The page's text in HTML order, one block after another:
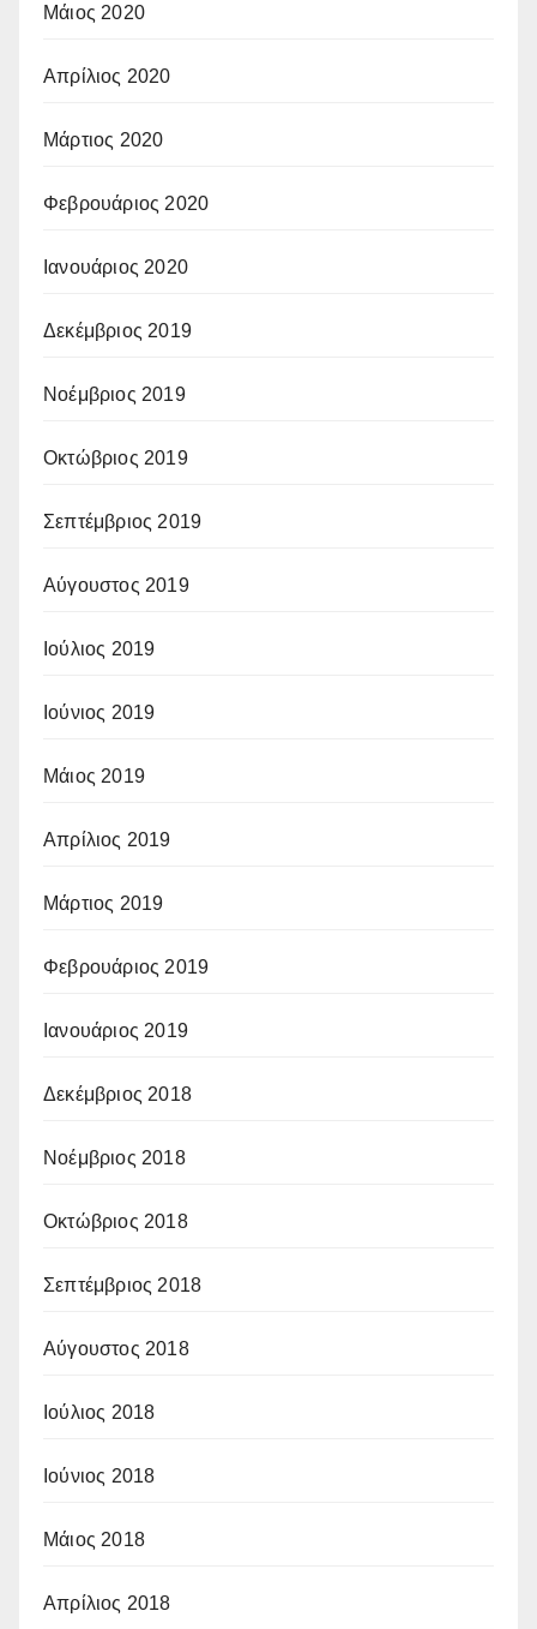
Μάιος 2020
Απρίλιος 2020
Μάρτιος 2020
Φεβρουάριος 2020
Ιανουάριος 2020
Δεκέμβριος 2019
Νοέμβριος 2019
Οκτώβριος 2019
Σεπτέμβριος 2019
Αύγουστος 2019
Ιούλιος 2019
Ιούνιος 2019
Μάιος 2019
Απρίλιος 2019
Μάρτιος 2019
Φεβρουάριος 2019
Ιανουάριος 2019
Δεκέμβριος 2018
Νοέμβριος 2018
Οκτώβριος 2018
Σεπτέμβριος 2018
Αύγουστος 2018
Ιούλιος 2018
Ιούνιος 2018
Μάιος 2018
Απρίλιος 2018